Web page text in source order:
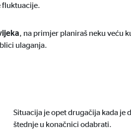
fluktuacije.
, na primjer planiraš neku veću
ulaganja.
Situacija je opet drugačija kada je
štednje u konačnici odabrati.